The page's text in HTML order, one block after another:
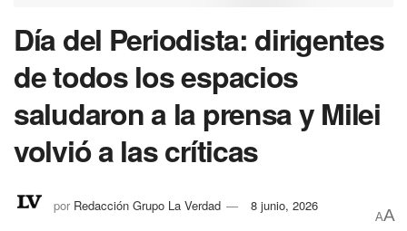
Día del Periodista: dirigentes
de todos los espacios
saludaron a la prensa y Milei
volvió a las críticas
por Redacción Grupo La Verdad 8 junio, 2026
AA